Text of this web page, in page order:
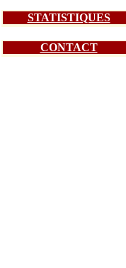
STATISTIQUES
CONTACT